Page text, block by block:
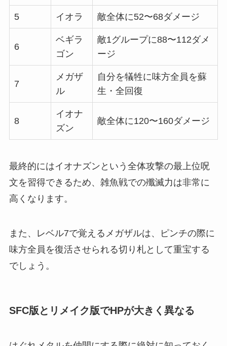
5 イオラ 敵全体に52〜68ダメージ
6
ベギラ
ゴン
敵1グループに88〜112ダメ
ージ
7
メガザ
ル
自分を犠牲に味方全員を蘇
生・全回復
8
イオナ
ズン
敵全体に120〜160ダメージ
最終的にはイオナズンという全体攻撃の最上位呪
文を習得できるため、雑魚戦での殲滅力は非常に
高くなります。
また、レベル7で覚えるメガザルは、ピンチの際に
味方全員を復活させられる切り札として重宝する
でしょう。
SFC版とリメイク版でHPが大きく異なる